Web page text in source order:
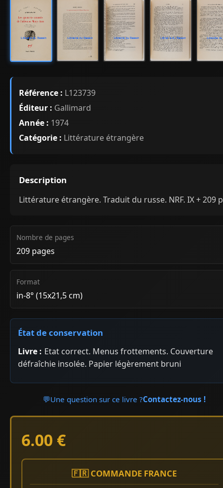
Référence : L123739
Éditeur : Gallimard
Année : 1974
Catégorie : Littérature étrangère
Description
Littérature étrangère. Traduit du russe. NRF. IX + 209
Nombre de pages
209 pages
Format
in-8° (15x21,5 cm)
État de conservation
Livre : Etat correct. Menus frottements. Couverture
défraîchie insolée. Papier légèrement bruni
💬Une question sur ce livre ?Contactez-nous !
6.00 €
🇫🇷 COMMANDE FRANCE